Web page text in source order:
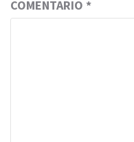
COMENTARIO *